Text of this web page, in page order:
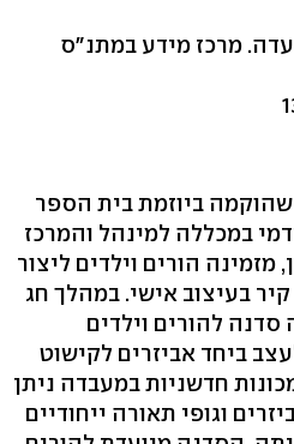
מרכז מידע במתנ"ס
ביוזמת בית הספר
במכללה למינהל והמרכז
מזמינה הורים וילדים ליצור
בעיצוב אישי. במהלך חג
להורים וילדים
ביחד אביזרים לקישוט
חדשניות במעבדה ניתן
וגופי תאורה ייחודיים